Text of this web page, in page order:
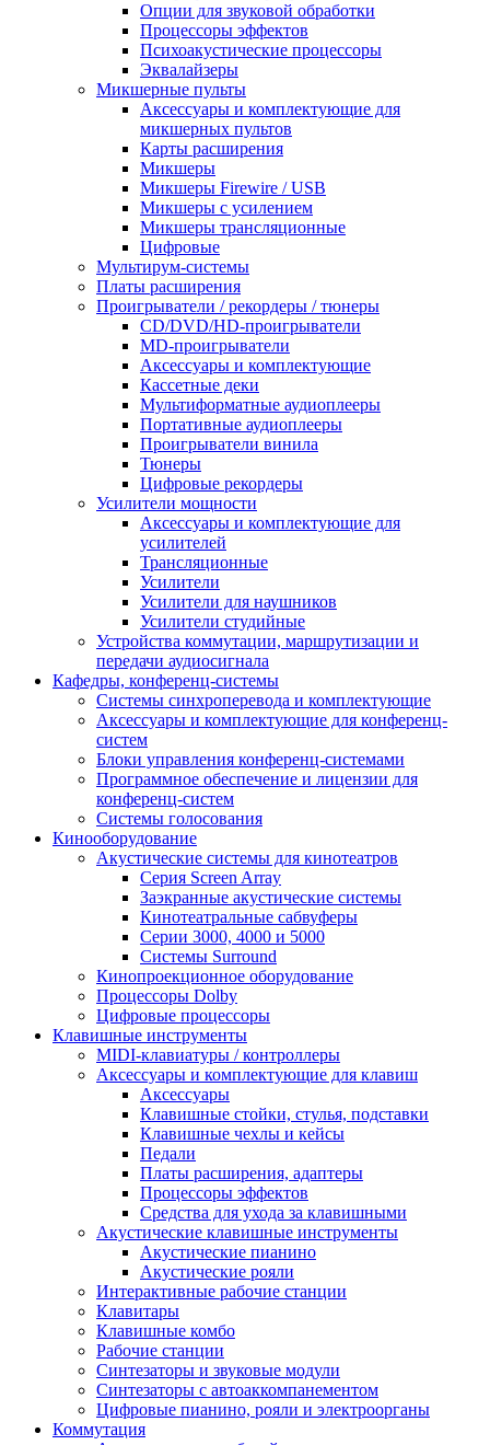
Опции для звуковой обработки
Процессоры эффектов
Психоакустические процессоры
Эквалайзеры
Микшерные пульты
Аксессуары и комплектующие для
микшерных пультов
Карты расширения
Микшеры
Микшеры Firewire / USB
Микшеры с усилением
Микшеры трансляционные
Цифровые
Мультирум-системы
Платы расширения
Проигрыватели / рекордеры / тюнеры
CD/DVD/HD-проигрыватели
MD-проигрыватели
Аксессуары и комплектующие
Кассетные деки
Мультиформатные аудиоплееры
Портативные аудиоплееры
Проигрыватели винила
Тюнеры
Цифровые рекордеры
Усилители мощности
Аксессуары и комплектующие для
усилителей
Трансляционные
Усилители
Усилители для наушников
Усилители студийные
Устройства коммутации, маршрутизации и
передачи аудиосигнала
Кафедры, конференц-системы
Cистемы синхроперевода и комплектующие
Аксессуары и комплектующие для конференц-
систем
Блоки управления конференц-системами
Программное обеспечение и лицензии для
конференц-систем
Системы голосования
Кинооборудование
Акустические системы для кинотеатров
Cерия Screen Array
Заэкранные акустические системы
Кинотеатральные сабвуферы
Серии 3000, 4000 и 5000
Системы Surround
Кинопроекционное оборудование
Процессоры Dolby
Цифровые процессоры
Клавишные инструменты
MIDI-клавиатуры / контроллеры
Аксессуары и комплектующие для клавиш
Аксессуары
Клавишные стойки, стулья, подставки
Клавишные чехлы и кейсы
Педали
Платы расширения, адаптеры
Процессоры эффектов
Средства для ухода за клавишными
Акустические клавишные инструменты
Акустические пианино
Акустические рояли
Интерактивные рабочие станции
Клавитары
Клавишные комбо
Рабочие станции
Синтезаторы и звуковые модули
Синтезаторы с автоаккомпанементом
Цифровые пианино, рояли и электроорганы
Коммутация